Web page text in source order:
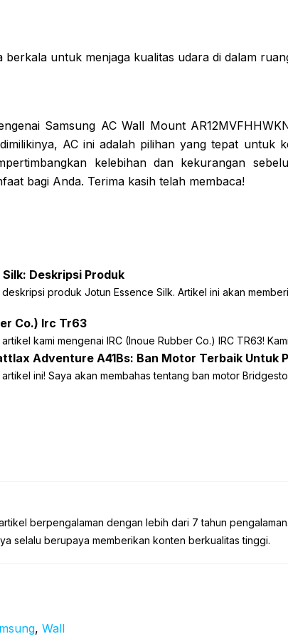
berkala untuk menjaga kualitas udara di dalam
Samsung AC Wall Mount
AC ini adalah pilihan yang tepat untuk
kelebihan dan kekurangan
bagi Anda. Terima kasih telah membaca!
Deskripsi Produk
produk Jotun Essence Silk. Artikel ini akan
Co.) Irc Tr63
kami mengenai IRC (Inoue Rubber Co.) IRC TR63!
Adventure A41Bs: Ban Motor Terbaik Untuk
ini! Saya akan membahas tentang ban motor
berpengalaman dengan lebih dari 7 tahun
selalu berupaya memberikan konten berkualitas tinggi.
, Wall